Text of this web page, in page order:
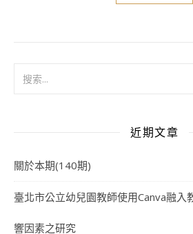
近期文章
關於本期(140期)
臺北市公立幼兒園教師使用Canva融入
響因素之研究